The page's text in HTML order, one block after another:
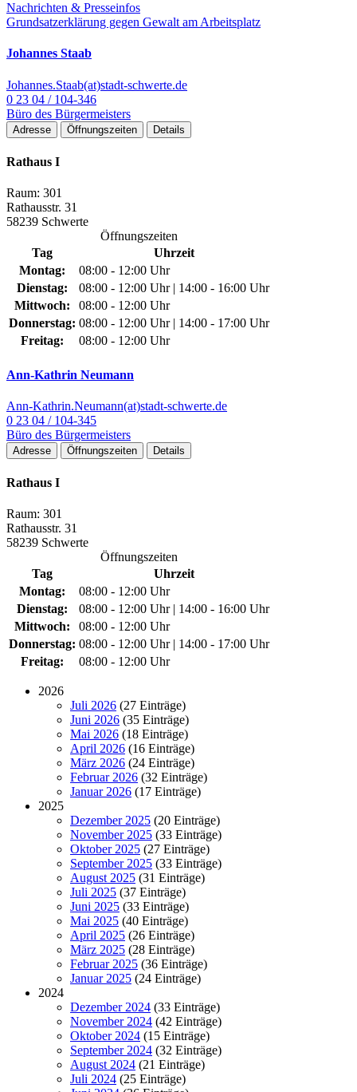
Nachrichten & Presseinfos
Grundsatzerklärung gegen Gewalt am Arbeitsplatz
Johannes Staab
Johannes.Staab(at)stadt-schwerte.de
0 23 04 / 104-346
Büro des Bürgermeisters
Adresse Öffnungszeiten Details
Rathaus I
Raum: 301
Rathausstr. 31
58239 Schwerte
Öffnungszeiten
Tag
Uhrzeit
Montag:
08:00 - 12:00 Uhr
Dienstag:
08:00 - 12:00 Uhr | 14:00 - 16:00 Uhr
Mittwoch:
08:00 - 12:00 Uhr
Donnerstag: 08:00 - 12:00 Uhr | 14:00 - 17:00 Uhr
Freitag:
08:00 - 12:00 Uhr
Ann-Kathrin Neumann
Ann-Kathrin.Neumann(at)stadt-schwerte.de
0 23 04 / 104-345
Büro des Bürgermeisters
Adresse Öffnungszeiten Details
Rathaus I
Raum: 301
Rathausstr. 31
58239 Schwerte
Öffnungszeiten
Tag
Uhrzeit
Montag:
08:00 - 12:00 Uhr
Dienstag:
08:00 - 12:00 Uhr | 14:00 - 16:00 Uhr
Mittwoch:
08:00 - 12:00 Uhr
Donnerstag: 08:00 - 12:00 Uhr | 14:00 - 17:00 Uhr
Freitag:
08:00 - 12:00 Uhr
2026
Juli 2026 (27 Einträge)
Juni 2026 (35 Einträge)
Mai 2026 (18 Einträge)
April 2026 (16 Einträge)
März 2026 (24 Einträge)
Februar 2026 (32 Einträge)
Januar 2026 (17 Einträge)
2025
Dezember 2025 (20 Einträge)
November 2025 (33 Einträge)
Oktober 2025 (27 Einträge)
September 2025 (33 Einträge)
August 2025 (31 Einträge)
Juli 2025 (37 Einträge)
Juni 2025 (33 Einträge)
Mai 2025 (40 Einträge)
April 2025 (26 Einträge)
März 2025 (28 Einträge)
Februar 2025 (36 Einträge)
Januar 2025 (24 Einträge)
2024
Dezember 2024 (33 Einträge)
November 2024 (42 Einträge)
Oktober 2024 (15 Einträge)
September 2024 (32 Einträge)
August 2024 (21 Einträge)
Juli 2024 (25 Einträge)